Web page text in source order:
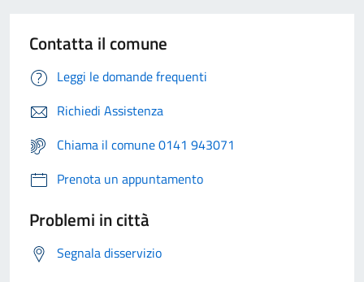
Contatta il comune
Leggi le domande frequenti
Richiedi Assistenza
Chiama il comune 0141 943071
Prenota un appuntamento
Problemi in città
Segnala disservizio